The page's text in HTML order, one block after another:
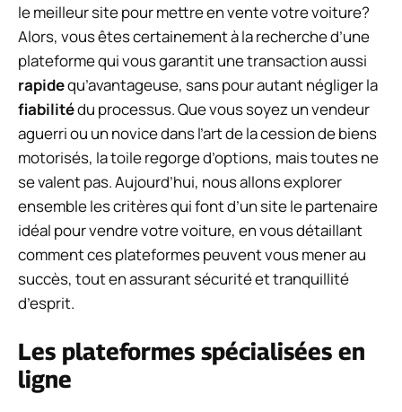
le meilleur site pour mettre en vente votre voiture?
Alors, vous êtes certainement à la recherche d’une
plateforme qui vous garantit une transaction aussi
rapidequ’avantageuse, sans pour autant négliger la
fiabilitédu processus. Que vous soyez un vendeur
aguerri ou un novice dans l’art de la cession de biens
motorisés, la toile regorge d’options, mais toutes ne
se valent pas. Aujourd’hui, nous allons explorer
ensemble les critères qui font d’un site le partenaire
idéal pour vendre votre voiture, en vous détaillant
comment ces plateformes peuvent vous mener au
succès, tout en assurant sécurité et tranquillité
d’esprit.
Les plateformes spécialisées en
ligne